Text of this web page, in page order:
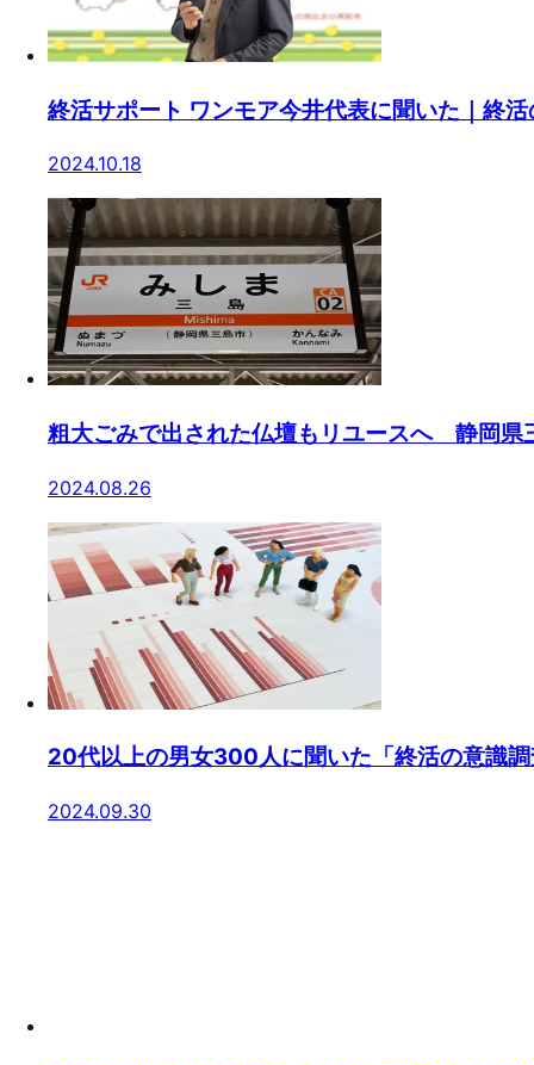
終活サポート ワンモア今井代表に聞いた｜終
2024.10.18
粗大ごみで出された仏壇もリユースへ 静岡県
2024.08.26
20代以上の男女300人に聞いた「終活の意識
2024.09.30